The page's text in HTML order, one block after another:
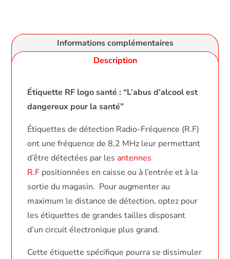
Description
Informations complémentaires
Étiquette RF logo santé : “L’abus d’alcool est
dangereux pour la santé”
Étiquettes de détection Radio-Fréquence (R.F)
ont une fréquence de 8,2 MHz leur permettant
d’être détectées par lesantennes
R.F positionnées en caisse ou à l’entrée et à la
sortie du magasin. Pour augmenter au
maximum le distance de détection, optez pour
les étiquettes de grandes tailles disposant
d’un circuit électronique plus grand.
Cette étiquette spécifique pourra se dissimuler